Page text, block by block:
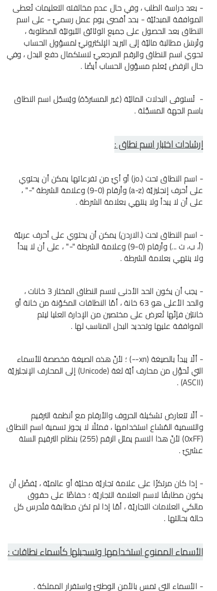
- بعد دراسة الطلب ، وفي حال عدم مخالفته التعليمات تُعطى
الموافقة المبدئيّة - بحد أقصى يوم عمل رسميّ - على اسم
النطاق بعد الحصول على جميع الوثائق الثبوتيّة المطلوبة ،
وتُرسَل مطالبة ماليّة إلى البريد الإلكترونيّ لمسؤول الحساب
تحوي اسم النطاق والرقم المرجعيّ لاستكمال دفع البدل ، وفي
حال الرفض يُعلم مسؤول الحساب أيضًا .
- تُستوفى البدلات الماليّة (غير المستردّة) ويُسجّل اسم النطاق
باسم الجهة المسجِّلة .
إرشادات اختيار اسم نطاق :
- اسم النطاق تحت (.jo) أو أيّ من تفرعاتها يمكن أن يحتوي
على أحرف إنجليزيّة (a-z) وأرقام (0-9) وعلامة الشرطة "-" ،
على أن لا يبدأ ولا ينتهي بعلامة الشرطة .
- اسم النطاق تحت (.الاردن) يمكن أن يحتوي على أحرف عربيّة
(أ، ب، ت ...) وأرقام (0-9) وعلامة الشرطة "-" ، على أن لا يبدأ
ولا ينتهي بعلامة الشرطة .
- يجب أن يكون الحد الأدنى لاسم النطاق المختار 3 خانات ،
والحد الأعلى هو 63 خانة ، أمّا النطاقات المكوّنة من خانة أو
خانتيْن فإنّها تُعرض على مختصين من الإدارة العليا ليتم
الموافقة عليها وتحديد البدل المناسب لها .
- ألّا يبدأ بالصيغة (xn--) ؛ لأنّ هذه الصيغة مخصصة للأسماء
التي تُحوَّل من محارف أيّة لغة (Unicode) إلى المحارف الإنجليزيّة
(ASCII) .
- ألّا تتعارض تشكيلة الحروف والأرقام مع أنظمة الترقيم
والتسمية المُشاع استخدامها ، فمثلًا لا يجوز تسمية اسم النطاق
(0xFF) لأنّ هذا الاسم يمثل الرقم (255) بنظام الترقيم الستة
عشريّ .
- إذا كان مرتكزًا على علامة تجاريّة محليّة أو عالميّة ، يُفضّل أن
يكون مطابقًا لاسم العلامة التجاريّة ؛ حفاظًا على حقوق
مالكي العلامات التجاريّة ، أمّا إذا لم تكن مطابقة فتُدرس كل
حالة بحالتها .
الأسماء الممنوع استخدامها وتسجيلها كأسماء نطاقات :
- الأسماء التي تمس بالأمن الوطنيّ واستقرار المملكة .